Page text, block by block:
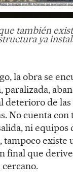
también
ya
la obra se
paralizada,
deterioro de
No cuenta con
ni equipos
tampoco existe
final que
cercano.